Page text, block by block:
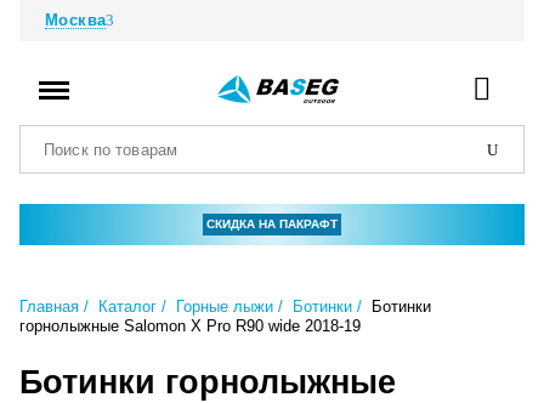
Москва
СКИДКА НА ПАКРАФТ
Главная Каталог Горные лыжи Ботинки
Ботинки
горнолыжные Salomon X Pro R90 wide 2018-19
Ботинки горнолыжные